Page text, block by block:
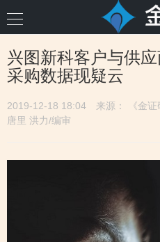
兴图新科客户与供
采购数据现疑云
2019-12-18 18:04
来源： 《金
唐里 洪力/编审